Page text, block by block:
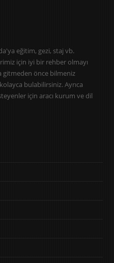
eğitim, gezi, staj vb.
için iyi bir rehber olmayı
gitmeden önce bilmeniz
bulabilirsiniz. Ayrıca
için aracı kurum ve dil